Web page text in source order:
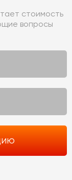
стоимость
вопросы